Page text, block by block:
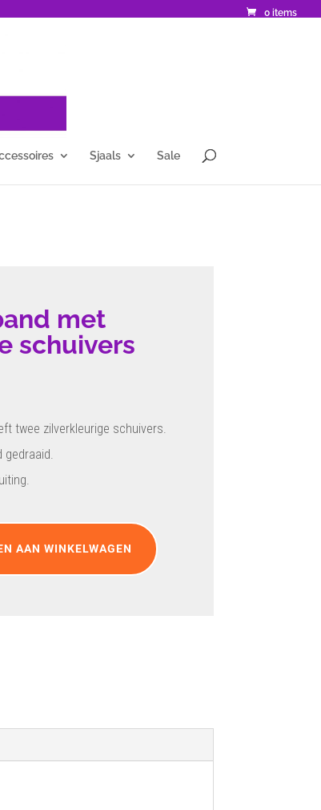
0 items
Sjaals Sale
met
schuivers
twee zilverkleurige schuivers.
gedraaid.
AAN WINKELWAGEN